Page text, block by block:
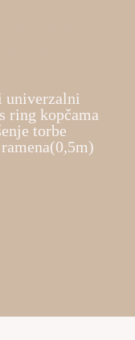
univerzalni
ring kopčama
torbe